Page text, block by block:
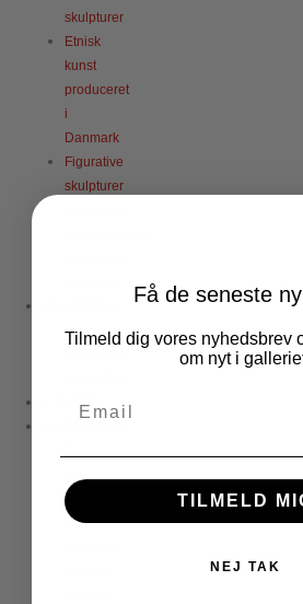
skulpturer
Etnisk
kunst
produceret
i
Danmark
Figurative
skulpturer
Malerier
STENTØJ
Dorte
Hauschildt
Få de seneste
Tilmeld dig vores nyhedsbrev
om nyt i
TILMELD
NEJ TAK